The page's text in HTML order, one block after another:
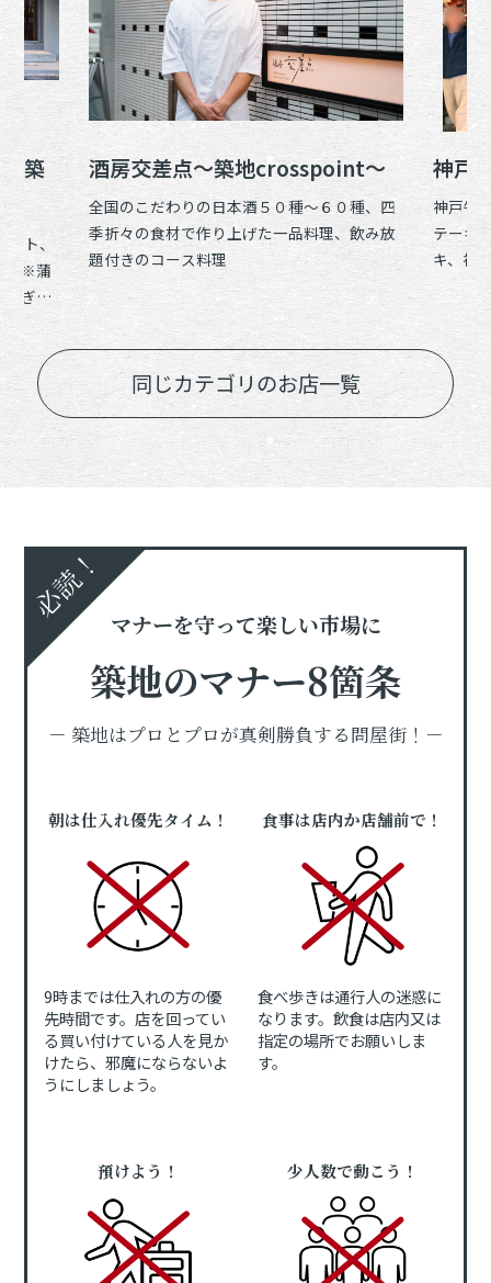
築
ト、
（※蒲
なぎコ
山田
酒房交差点～築地crosspoint～
全国のこだわりの日本酒５０種～６０種、四
季折々の食材で作り上げた一品料理、飲み放
題付きのコース料理
神戸
神戸牛
テーキ
キ、神
同じカテゴリのお店一覧
必読！
マナーを守って楽しい市場に
築地のマナー8箇条
－ 築地はプロとプロが真剣勝負する問屋街！－
朝は仕入れ優先タイム！
9時までは仕入れの方の優
先時間です。店を回ってい
る買い付けている人を見か
けたら、邪魔にならないよ
うにしましょう。
食事は店内か店舗前で！
食べ歩きは通行人の迷惑に
なります。飲食は店内又は
指定の場所でお願いしま
す。
預けよう！ 少人数で動こう！